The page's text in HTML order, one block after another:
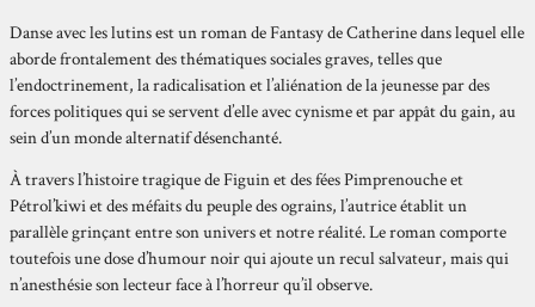
Danse avec les lutins est un roman de Fantasy de Catherine dans lequel elle
aborde frontalement des thématiques sociales graves, telles que
l’endoctrinement, la radicalisation et l’aliénation de la jeunesse par des
forces politiques qui se servent d’elle avec cynisme et par appât du gain, au
sein d’un monde alternatif désenchanté.
À travers l’histoire tragique de Figuin et des fées Pimprenouche et
Pétrol’kiwi et des méfaits du peuple des ograins, l’autrice établit un
parallèle grinçant entre son univers et notre réalité. Le roman comporte
toutefois une dose d’humour noir qui ajoute un recul salvateur, mais qui
n’anesthésie son lecteur face à l’horreur qu’il observe.